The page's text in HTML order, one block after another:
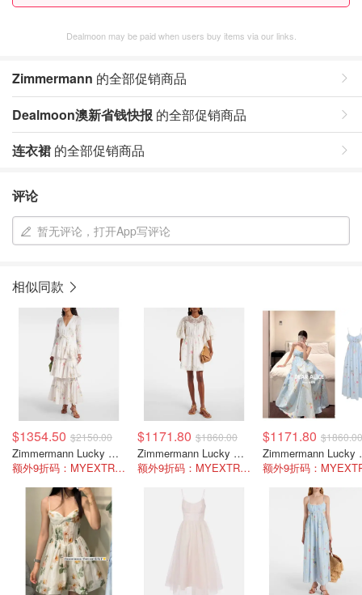
Dealmoon may be paid when users buy items via our links.
Zimmermann 的全部促销商品
Dealmoon澳新省钱快报 的全部促销商品
连衣裙 的全部促销商品
评论
暂无评论，打开App写评论
相似同款
$1354.50 $2150.00
Zimmermann Lucky 花卉棉质拼接长裙
额外9折码：MYEXTRA10
$1171.80 $1860.00
Zimmermann Lucky 镶蕾丝亚麻迷你连衣裙
额外9折码：MYEXTRA10
$1171.80 $1860.00